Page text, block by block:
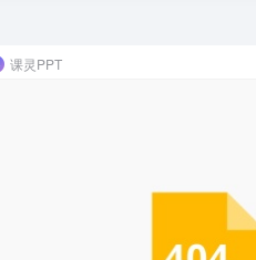
课灵PPT